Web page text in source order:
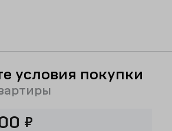
условия покупки
₽